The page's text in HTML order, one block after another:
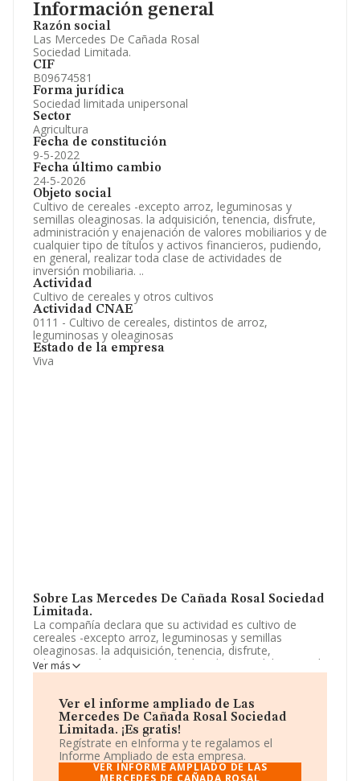
Información general
Razón social
Las Mercedes De Cañada Rosal
Sociedad Limitada.
CIF
B09674581
Forma jurídica
Sociedad limitada unipersonal
Sector
Agricultura
Fecha de constitución
9-5-2022
Fecha último cambio
24-5-2026
Objeto social
Cultivo de cereales -excepto arroz, leguminosas y
semillas oleaginosas. la adquisición, tenencia, disfrute,
administración y enajenación de valores mobiliarios y de
cualquier tipo de títulos y activos financieros, pudiendo,
en general, realizar toda clase de actividades de
inversión mobiliaria. ..
Actividad
Cultivo de cereales y otros cultivos
Actividad CNAE
0111 - Cultivo de cereales, distintos de arroz,
leguminosas y oleaginosas
Estado de la empresa
Viva
Sobre Las Mercedes De Cañada Rosal Sociedad
Limitada.
La compañía declara que su actividad es cultivo de
cereales -excepto arroz, leguminosas y semillas
oleaginosas. la adquisición, tenencia, disfrute,
administración y enajenación de valores mobiliarios y de
cualquier tipo de títulos y activos financieros, pudiendo,
inversión mobiliaria.. La sociedad está inscrita en el
Registro Mercantil como Sociedad Limitada. Tiene
CNAE: 0111 - 'Cultivo de cereales (excepto arroz),
leguminosas y semillas oleaginosas'. La compañía no
tiene actividad en mercados exteriores.
Ver más
Ver el informe ampliado de Las
Mercedes De Cañada Rosal Sociedad
Limitada. ¡Es gratis!
Regístrate en eInforma y te regalamos el
Informe Ampliado de esta empresa.
VER INFORME AMPLIADO DE LAS
MERCEDES DE CAÑADA ROSAL
Artículos de prensa publicados sobre la empresa.
Información oficial y registral complementaria.